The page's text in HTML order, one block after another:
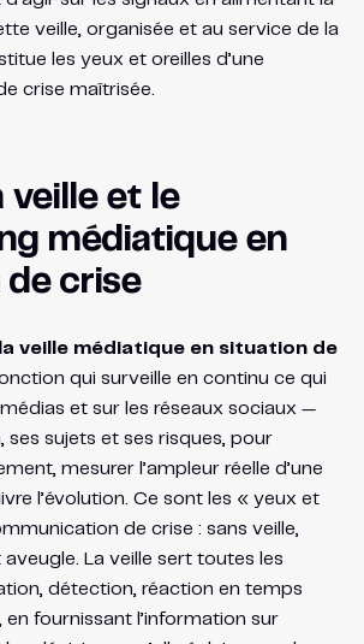
veille, organisée et au service de la
les yeux et oreilles d’une
crise maîtrisée.
veille et le
médiatique en
crise
veille médiatique en situation de
qui surveille en continu ce qui
et sur les réseaux sociaux —
ses sujets et ses risques, pour
mesurer l’ampleur réelle d’une
l’évolution. Ce sont les « yeux et
de crise : sans veille,
aveugle. La veille sert toutes les
détection, réaction en temps
en fournissant l’information sur